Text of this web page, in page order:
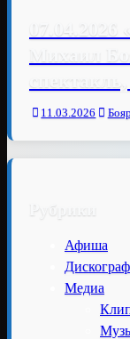
Михаил
спектакль,
11.03.2026
Рубрики
Афиша
Медиа